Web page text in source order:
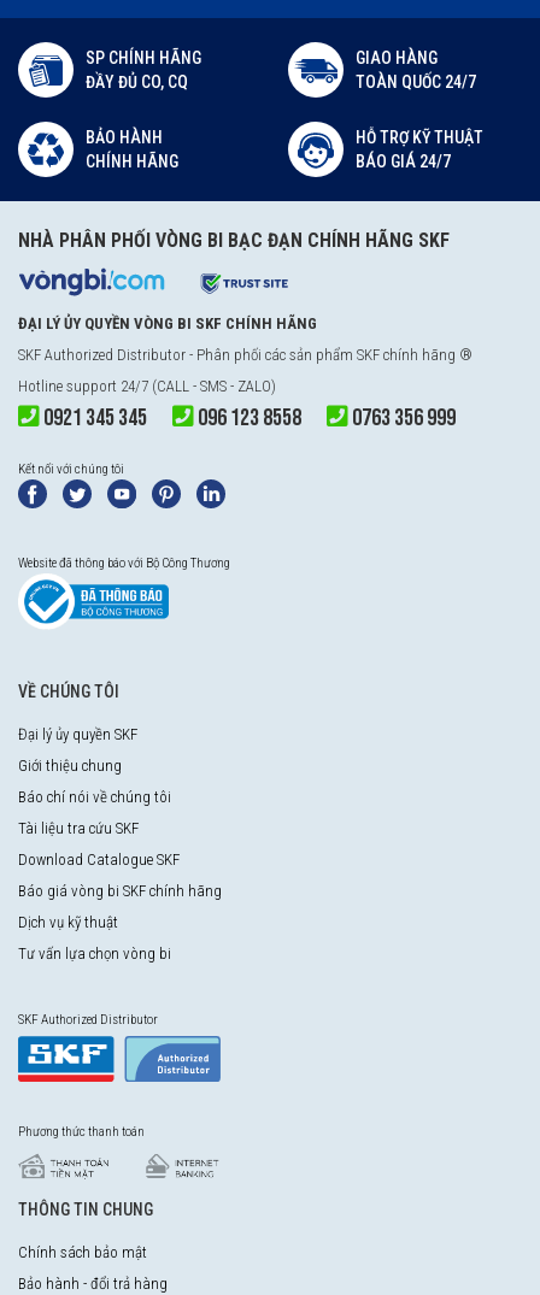
SP CHÍNH HÃNG
ĐẦY ĐỦ CO, CQ
GIAO HÀNG
TOÀN QUỐC 24/7
BẢO HÀNH
CHÍNH HÃNG
HỖ TRỢ KỸ THUẬT
BÁO GIÁ 24/7
NHÀ PHÂN PHỐI VÒNG BI BẠC ĐẠN CHÍNH HÃNG SKF
ĐẠI LÝ ỦY QUYỀN VÒNG BI SKF CHÍNH HÃNG
SKF Authorized Distributor - Phân phối các sản phẩm SKF chính hãng ®
Hotline support 24/7 (CALL - SMS - ZALO)
0921 345 345 096 123 8558 0763 356 999
Kết nối với chúng tôi
Website đã thông báo với Bộ Công Thương
VỀ CHÚNG TÔI
Đại lý ủy quyền SKF
Giới thiệu chung
Báo chí nói về chúng tôi
Tài liệu tra cứu SKF
Download Catalogue SKF
Báo giá vòng bi SKF chính hãng
Dịch vụ kỹ thuật
Tư vấn lựa chọn vòng bi
SKF Authorized Distributor
Phương thức thanh toán
THÔNG TIN CHUNG
Chính sách bảo mật
Bảo hành - đổi trả hàng